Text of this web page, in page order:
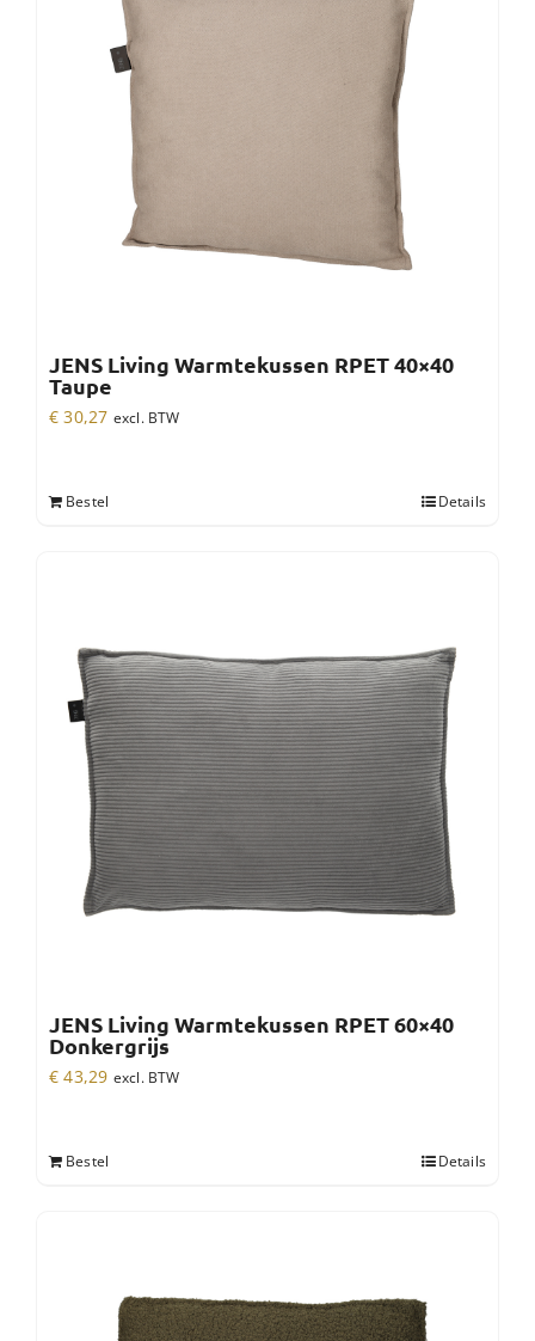
JENS Living Warmtekussen RPET 40×40
Taupe
€ 30,27 excl. BTW
Bestel Details
JENS Living Warmtekussen RPET 60×40
Donkergrijs
€ 43,29 excl. BTW
Bestel Details